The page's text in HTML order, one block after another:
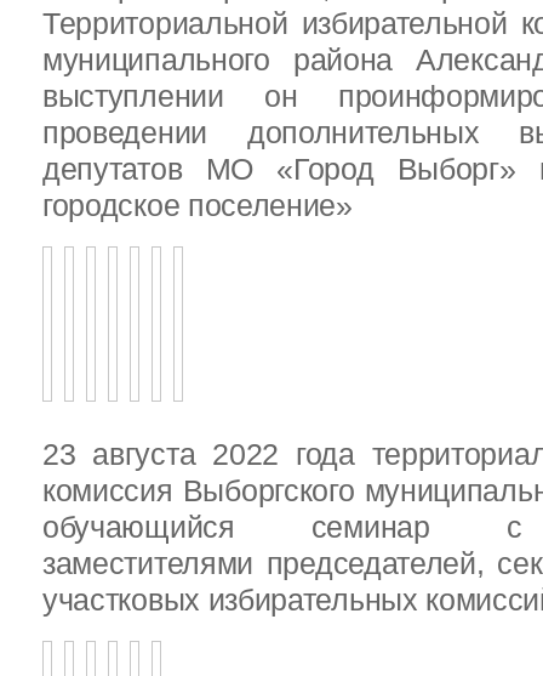
Территориальной избирательной
муниципального района
выступлении он
проведении дополнительных
депутатов МО «Город
городское поселение»
23 августа 2022 года
комиссия Выборгского
обучающийся семинар с
заместителями председателей,
участковых избирательных